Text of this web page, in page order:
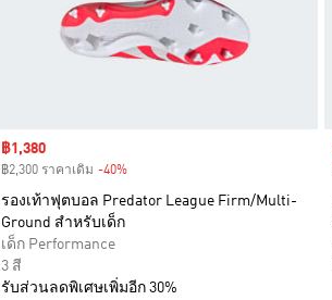
Sale price
฿1,380
฿2,300 ราคาเดิม -40%Discount
รองเท้าฟุตบอล Predator League Firm/Multi-
Ground สำหรับเด็ก
เด็ก Performance
3 สี
รับส่วนลดพิเศษเพิ่มอีก 30%